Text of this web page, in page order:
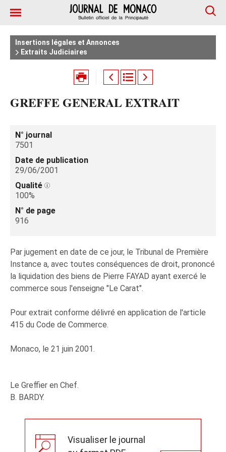
Insertions légales et Annonces
Extraits Judiciaires
GREFFE GENERAL EXTRAIT
N° journal
7501
Date de publication
29/06/2001
Qualité
100%
N° de page
916
Par jugement en date de ce jour, le Tribunal de Première
Instance a, avec toutes conséquences de droit, prononcé
la liquidation des biens de Pierre FAYAD ayant exercé le
commerce sous l'enseigne "Le Carat".
Pour extrait conforme délivré en application de l'article
415 du Code de Commerce.
Monaco, le 21 juin 2001.
Le Greffier en Chef.
B. BARDY.
Visualiser le journal